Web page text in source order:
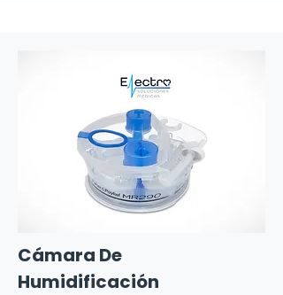
Cámara De
Humidificación